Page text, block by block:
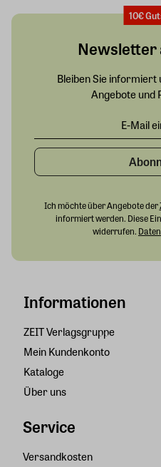
Informationen
ZEIT Verlagsgruppe
Mein Kundenkonto
Kataloge
Über uns
Service
Versandkosten
10€
Newsletter
Bleiben Sie informiert
Angebote und
Ich möchte über Angebote der
informiert werden. Diese
widerrufen.